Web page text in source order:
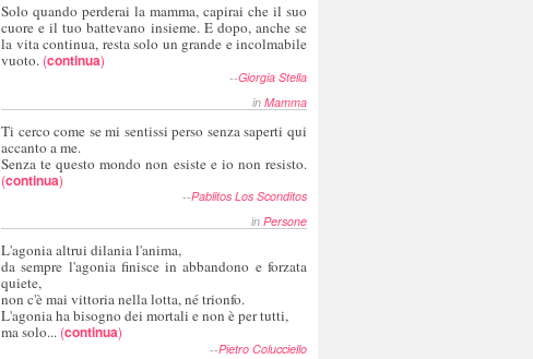
Solo quando perderai la mamma, capirai che il suo
cuore e il tuo battevano insieme. E dopo, anche se
la vita continua, resta solo un grande e incolmabile
vuoto. (continua)
--Giorgia Stella
in Mamma
Ti cerco come se mi sentissi perso senza saperti qui
accanto a me.
Senza te questo mondo non esiste e io non resisto.
(continua)
--Pablitos Los Sconditos
in Persone
L'agonia altrui dilania l'anima,
da sempre l'agonia finisce in abbandono e forzata
quiete,
non c'è mai vittoria nella lotta, né trionfo.
L'agonia ha bisogno dei mortali e non è per tutti,
ma solo... (continua)
--Pietro Colucciello